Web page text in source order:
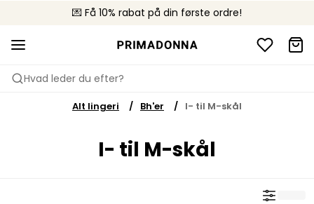
💌 Få 10% rabat på din første ordre!
🚚 Gratis levering over +699 kr.
📦 Fri returnering
Hvad leder du efter?
Alt lingeri Bh'er I- til M-skål
I- til M-skål